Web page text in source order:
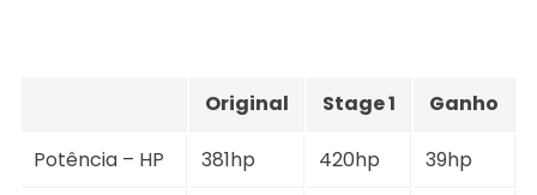
Original Stage 1 Ganho
Potência – HP 381hp 420hp 39hp